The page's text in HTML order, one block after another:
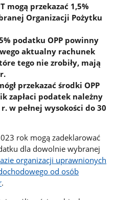
mogą przekazać 1,5%
Organizacji Pożytku
podatku OPP powinny
aktualny rachunek
tego nie zrobiły, mają
przekazać środki OPP
zapłaci podatek należny
w pełnej wysokości do 30
rok mogą zadeklarować
dla dowolnie wybranej
organizacji uprawnionych
od osób
.